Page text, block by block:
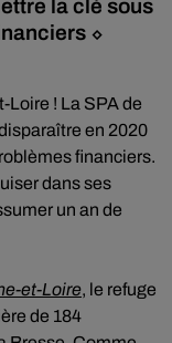
la clé sous
⬦
Loire ! La SPA de
en 2020
financiers.
dans ses
un an de
et-Loire, le refuge
de 184